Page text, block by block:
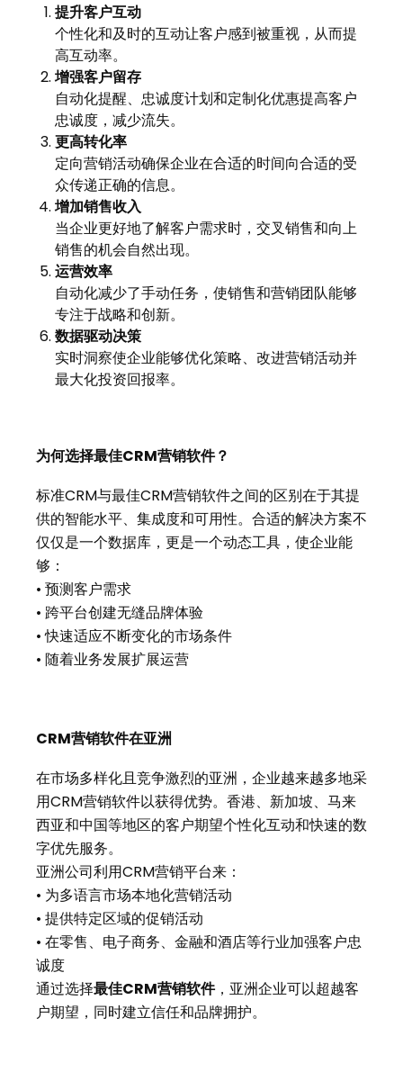
提升客户互动
个性化和及时的互动让客户感到被重视，从而提
高互动率。
增强客户留存
自动化提醒、忠诚度计划和定制化优惠提高客户
忠诚度，减少流失。
更高转化率
定向营销活动确保企业在合适的时间向合适的受
众传递正确的信息。
增加销售收入
当企业更好地了解客户需求时，交叉销售和向上
销售的机会自然出现。
运营效率
自动化减少了手动任务，使销售和营销团队能够
专注于战略和创新。
数据驱动决策
实时洞察使企业能够优化策略、改进营销活动并
最大化投资回报率。
为何选择最佳CRM营销软件？
标准CRM与最佳CRM营销软件之间的区别在于其提
供的智能水平、集成度和可用性。合适的解决方案不
仅仅是一个数据库，更是一个动态工具，使企业能
够：
• 预测客户需求
• 跨平台创建无缝品牌体验
• 快速适应不断变化的市场条件
• 随着业务发展扩展运营
CRM营销软件在亚洲
在市场多样化且竞争激烈的亚洲，企业越来越多地采
用CRM营销软件以获得优势。香港、新加坡、马来
西亚和中国等地区的客户期望个性化互动和快速的数
字优先服务。
亚洲公司利用CRM营销平台来：
• 为多语言市场本地化营销活动
• 提供特定区域的促销活动
• 在零售、电子商务、金融和酒店等行业加强客户忠
诚度
通过选择最佳CRM营销软件，亚洲企业可以超越客
户期望，同时建立信任和品牌拥护。